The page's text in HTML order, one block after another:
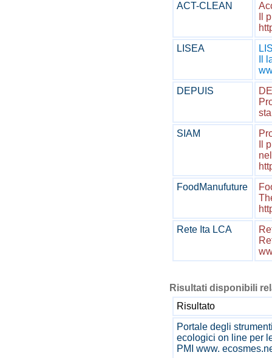
ACT-CLEAN
Il
LISEA
Il
DEPUIS
SIAM
Il
FoodManufuture
Rete Ita LCA
Risultati disponibili
Risultato
Portale degli
ecologici on line per
PMI www.